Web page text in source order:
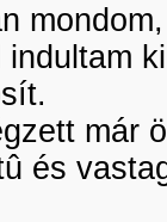
már
és